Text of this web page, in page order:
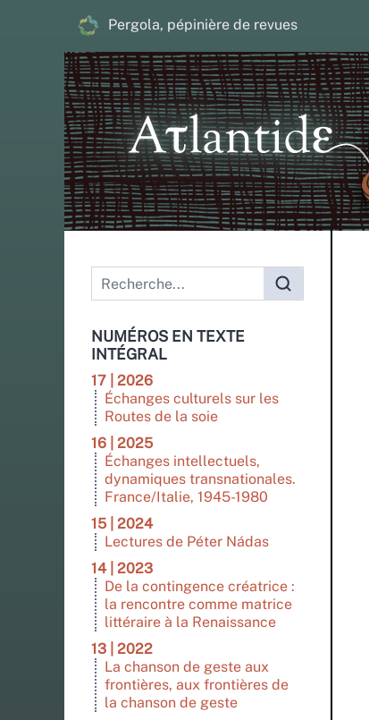
Pergola, pépinière de revues
Menu principal
NUMÉROS EN TEXTE
INTÉGRAL
17 | 2026
Échanges culturels sur les
Routes de la soie
16 | 2025
Échanges intellectuels,
dynamiques transnationales.
France/Italie, 1945-1980
15 | 2024
Lectures de Péter Nádas
14 | 2023
De la contingence créatrice :
la rencontre comme matrice
littéraire à la Renaissance
13 | 2022
La chanson de geste aux
frontières, aux frontières de
la chanson de geste